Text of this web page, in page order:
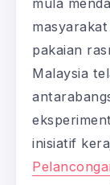
pakaian
Malaysia
inisiatif